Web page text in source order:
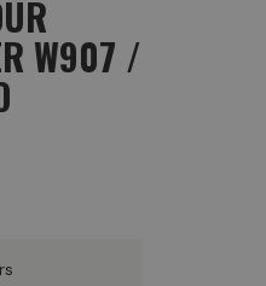
W907 /